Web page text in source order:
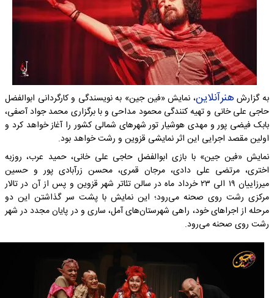
به گزارش هنرآنلاین، نمایش «فین جین» به نویسندگی و کارگردانی ابوالفضل
حاجی علی خانی و تهیه کنندگی محمود مداحی و با برگزاری محمد جواد آصفی،
بابک فیضی پور و مهدی هوشیار تور شهرهای شمالی کشور را آغاز خواهد کرد و
اولین مقصد اجرایی این اثر نمایشی قزوین و رشت خواهد بود.
نمایش «فین جین» با بازی ابوالفضل حاجی علی خانی، حمید عرب، روزبه
اختری، مرتضی علی دادی، مرجان قمری، محسن زرآبادی پور و حسین
میرزاییان ۱۹ الی ۲۳ خرداد ماه در سالن تئاتر شهر قزوین و پس از آن در تالار
مرکزی رشت روی صحنه می‌رود؛ این نمایش با پشت سر گذاشتن این دو
مرحله از اجراهای خود، راهی شهرستان‌های آمل، ساری و در پایان مجدد در شهر
رشت روی صحنه می‌رود.